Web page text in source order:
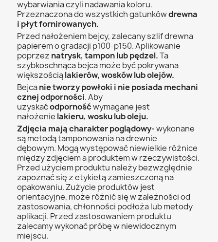
wybarwiania czyli nadawania koloru.
Przeznaczona do wszystkich gatunkówdrewna
i płyt fornirowanych.
Przed nałożeniem bejcy, zalecany szlif drewna
papierem o gradacji p100-p150. Aplikowanie
poprzez natrysk, tampon lub pędzel.Ta
szybkoschnąca bejca może być pokrywana
większościąlakierów, wosków lub olejów.
Bejcanietworzypowłoki i nieposiada mechani
cznejodporności. Aby
uzyskaćodpornośćwymagane jest
nałożenie lakieru, wosku lub oleju.
Zdjęcia mają charakter poglądowy-wykonane
są metodą tamponowania na drewnie
dębowym. Mogą występować niewielkie różnice
między zdjęciem a produktem w rzeczywistości.
Przed użyciem produktu należy bezwzględnie
zapoznać się z etykietą zamieszczoną na
opakowaniu. Zużycie produktów jest
orientacyjne, może różnić się w zależności od
zastosowania, chłonności podłoża lub metody
aplikacji. Przed zastosowaniem produktu
zalecamy wykonać próbę w niewidocznym
miejscu.